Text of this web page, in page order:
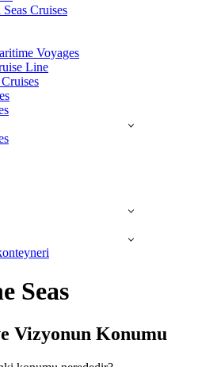
Cruises
Voyages
Line
Seas
Vizyonun Konumu